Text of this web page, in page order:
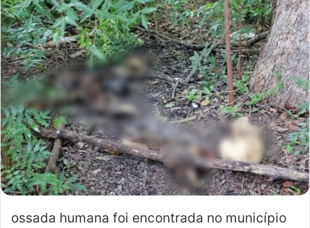
u
m
e
-
m
i
l
ossada humana foi encontrada no município